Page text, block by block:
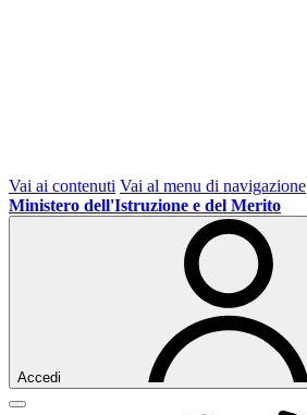
Vai ai contenuti Vai al menu di navigazione
Ministero dell'Istruzione e del Merito
Accedi